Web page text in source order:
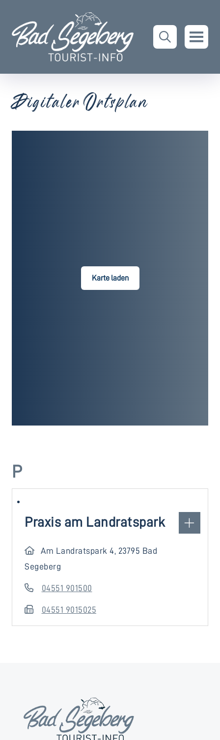
Digitaler Ortsplan
Karte laden
P
Praxis am Landratspark
Am Landratspark 4, 23795 Bad
Segeberg
04551 901500
04551 9015025